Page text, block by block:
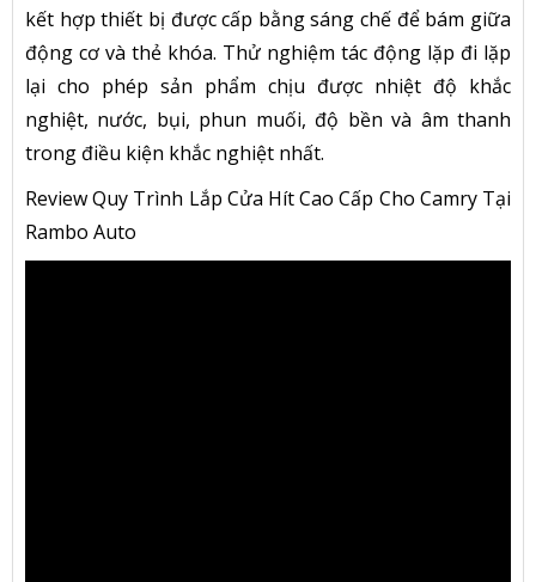
kết hợp thiết bị được cấp bằng sáng chế để bám giữa
động cơ và thẻ khóa. Thử nghiệm tác động lặp đi lặp
lại cho phép sản phẩm chịu được nhiệt độ khắc
nghiệt, nước, bụi, phun muối, độ bền và âm thanh
trong điều kiện khắc nghiệt nhất.
Review Quy Trình Lắp Cửa Hít Cao Cấp Cho Camry Tại
Rambo Auto